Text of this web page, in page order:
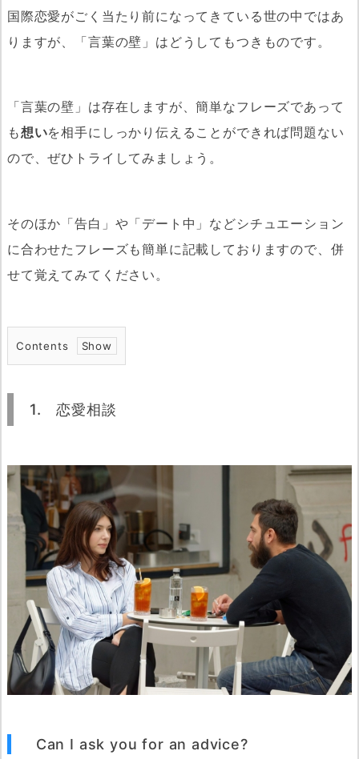
国際恋愛がごく当たり前になってきている世の中ではあ
りますが、「言葉の壁」はどうしてもつきものです。
「言葉の壁」は存在しますが、簡単なフレーズであって
も想いを相手にしっかり伝えることができれば問題ない
ので、ぜひトライしてみましょう。
そのほか「告白」や「デート中」などシチュエーション
に合わせたフレーズも簡単に記載しておりますので、併
せて覚えてみてください。
Contents
1.
恋
談
デ
ー
ト
誘
う
3.
告
1. 恋愛相談
Can I ask you for an advice?